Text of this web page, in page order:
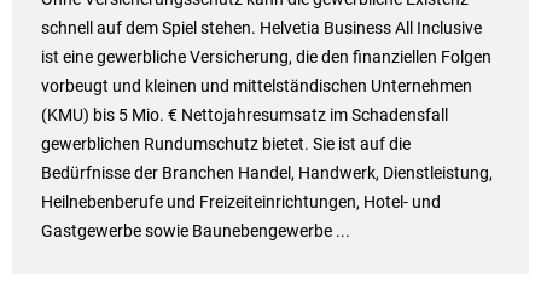
schnell auf dem Spiel stehen. Helvetia Business All Inclusive
ist eine gewerbliche Versicherung, die den finanziellen Folgen
vorbeugt und kleinen und mittelständischen Unternehmen
(KMU) bis 5 Mio. € Nettojahresumsatz im Schadensfall
gewerblichen Rundumschutz bietet. Sie ist auf die
Bedürfnisse der Branchen Handel, Handwerk, Dienstleistung,
Heilnebenberufe und Freizeiteinrichtungen, Hotel- und
Gastgewerbe sowie Baunebengewerbe ...